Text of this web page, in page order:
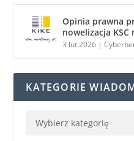
Opinia prawna
nowelizacja
3 lut 2026 |
KATEGORIE